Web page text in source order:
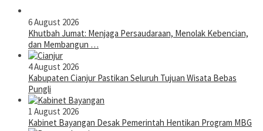
6 August 2026
Khutbah Jumat: Menjaga Persaudaraan, Menolak Kebencian,
dan Membangun …
4 August 2026
Kabupaten Cianjur Pastikan Seluruh Tujuan Wisata Bebas
Pungli
1 August 2026
Kabinet Bayangan Desak Pemerintah Hentikan Program MBG